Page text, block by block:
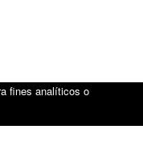
fines analíticos o